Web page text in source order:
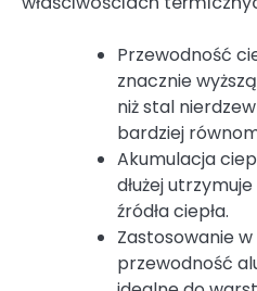
Przewodność
znacznie
niż stal
bardziej
Akumulacja
dłużej
źródła ciepła.
Zastosowanie
przewodność